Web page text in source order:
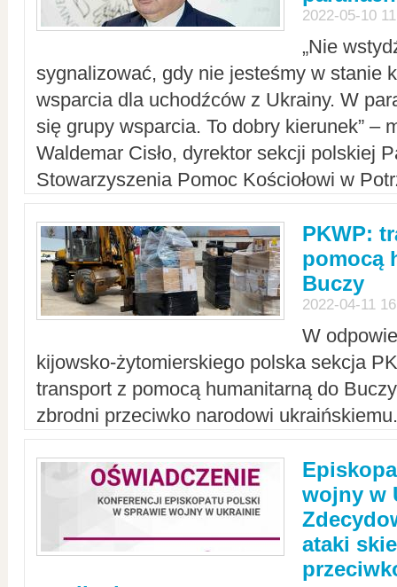
2022-05-10
„Nie
sygnalizować, gdy nie jesteśmy w stanie
wsparcia dla uchodźców z Ukrainy. W
się grupy wsparcia. To dobry kierunek” –
Waldemar Cisło, dyrektor sekcji polskiej
Stowarzyszenia Pomoc Kościołowi w
PKWP:
pomocą
Buczy
2022-04-11
W
kijowsko-żytomierskiego polska sekcja
transport z pomocą humanitarną do
zbrodni przeciwko narodowi
wojny w
ataki